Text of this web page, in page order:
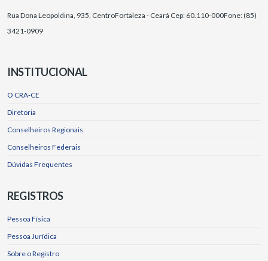
Rua Dona Leopoldina, 935, CentroFortaleza - Ceará Cep: 60.110-000Fone: (85)
3421-0909
INSTITUCIONAL
O CRA-CE
Diretoria
Conselheiros Regionais
Conselheiros Federais
Dúvidas Frequentes
REGISTROS
Pessoa Física
Pessoa Jurídica
Sobre o Registro